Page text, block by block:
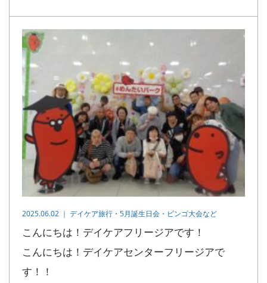
2025.06.02 ｜ デイケア旅行・5月誕生日会・ビンゴ大会など
こんにちは！デイケアフリージアです！
こんにちは！デイケアセンターフリージアで
す！！